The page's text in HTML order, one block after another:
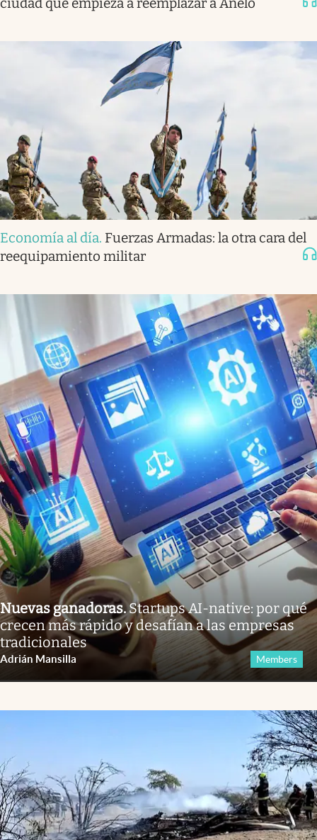
ciudad que empieza a reemplazar a Añelo
Economía al día. Fuerzas Armadas: la otra cara del
reequipamiento militar
Nuevas ganadoras.Startups AI-native: por qué
crecen más rápido y desafían a las empresas
tradicionales
Adrián Mansilla Members